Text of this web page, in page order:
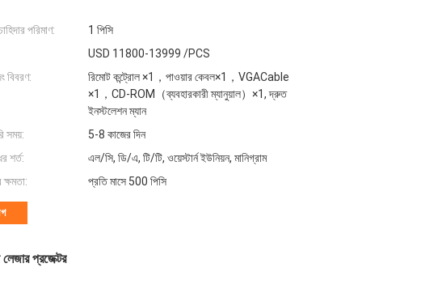
পরিমাণ:
1 পিসি
USD 11800-13999 /PCS
বিবরণ:
রিমোট কন্ট্রোল ×1，পাওয়ার কেবল×1，VGACable
×1，CD-ROM（ব্যবহারকারী ম্যানুয়াল）×1, দ্রুত
ইনস্টলেশন ম্যান
সময়:
5-8 কাজের দিন
শর্ত:
এল/সি, ডি/এ, টি/টি, ওয়েস্টার্ন ইউনিয়ন, মানিগ্রাম
ক্ষমতা:
প্রতি মাসে 500 পিসি
প্রজেক্টর